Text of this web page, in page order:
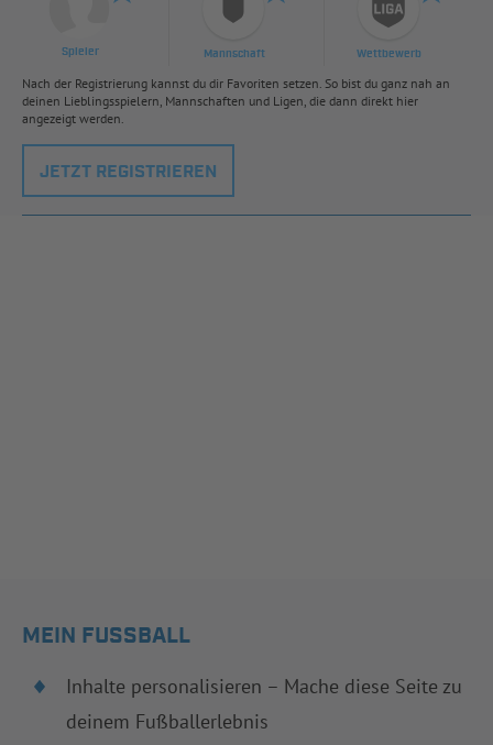
Spieler Mannschaft Wettbewerb
Nach der Registrierung kannst du dir Favoriten setzen. So bist du ganz nah an
deinen Lieblingsspielern, Mannschaften und Ligen, die dann direkt hier
angezeigt werden.
JETZT REGISTRIEREN
MEIN FUSSBALL
Inhalte personalisieren – Mache diese Seite zu
deinem Fußballerlebnis